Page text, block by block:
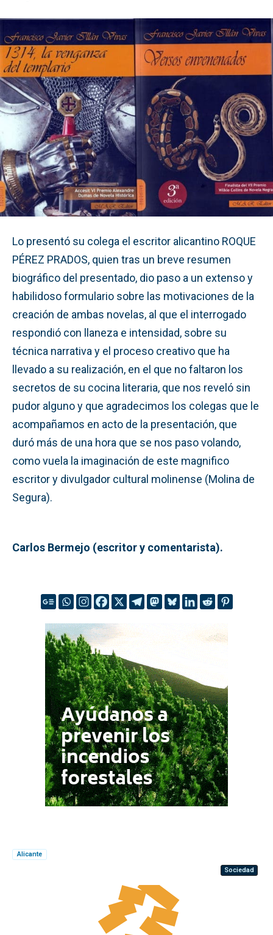
Lo presentó su colega el escritor alicantino ROQUE
PÉREZ PRADOS, quien tras un breve resumen
biográfico del presentado, dio paso a un extenso y
habilidoso formulario sobre las motivaciones de la
creación de ambas novelas, al que el interrogado
respondió con llaneza e intensidad, sobre su
técnica narrativa y el proceso creativo que ha
llevado a su realización, en el que no faltaron los
secretos de su cocina literaria, que nos reveló sin
pudor alguno y que agradecimos los colegas que le
acompañamos en acto de la presentación, que
duró más de una hora que se nos paso volando,
como vuela la imaginación de este magnifico
escritor y divulgador cultural molinense (Molina de
Segura).
Carlos Bermejo (escritor y comentarista).
Alicante
Sociedad